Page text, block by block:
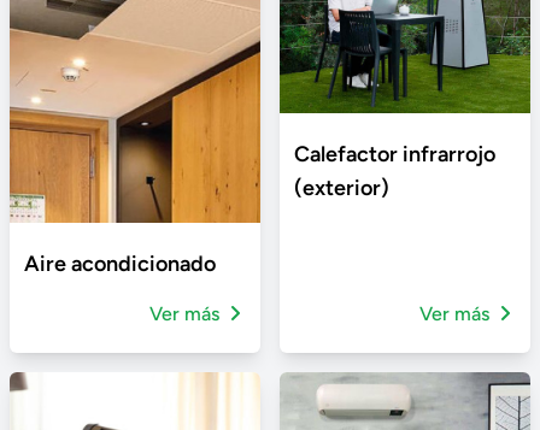
Aire acondicionado
Ver más
Calefactor infrarrojo
(exterior)
Ver más